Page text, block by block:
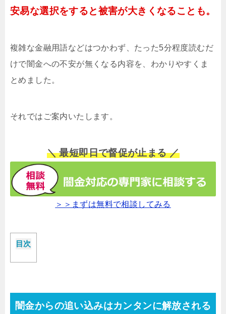
安易な選択をすると被害が大きくなることも。
複雑な金融用語などはつかわず、たった5分程度読むだ
けで闇金への不安が無くなる内容を、わかりやすくま
とめました。
それではご案内いたします。
＼ 最短即日で督促が止まる ／
＞＞まずは無料で相談してみる
目次
闇金からの追い込みはカンタンに解放される